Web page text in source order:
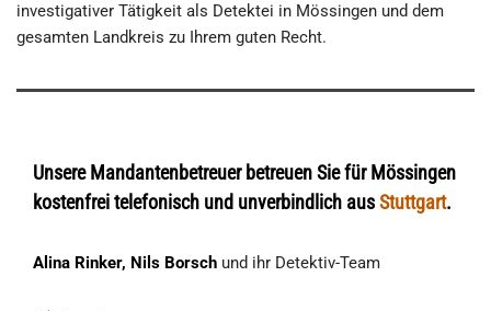
investigativer Tätigkeit als Detektei in Mössingen und dem
gesamten Landkreis zu Ihrem guten Recht.
Unsere Mandantenbetreuer betreuen Sie für Mössingen
kostenfrei telefonisch und unverbindlich ausStuttgart.
Alina Rinker, Nils Borsch und ihr Detektiv-Team